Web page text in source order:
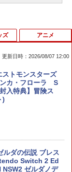
更新日時：2026/08/07 12:00
ストモンスターズ
カ・フローラ S
入特典】冒険ス
)
ダの伝説 ブレス
Switch 2 Ed
ゼルダノデ
ズ アニメ